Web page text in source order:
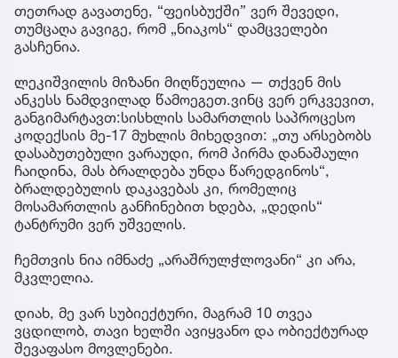
თეთრად გავათენე, “ფეისბუქში” ვერ შევედი,
თუმცაღა გავიგე, რომ „ნიაკოს“ დამცველები
გასჩენია.
ლეკიშვილის მიზანი მიღწეულია — თქვენ მის
ანკესს ნამდვილად წამოეგეთ.ვინც ვერ ერკვევით,
განგიმარტავთ:სისხლის სამართლის საპროცესო
კოდექსის მე-17 მუხლის მიხედვით: „თუ არსებობს
დასაბუთებული ვარაუდი, რომ პირმა დანაშაული
ჩაიდინა, მას ბრალდება უნდა წარედგინოს“,
ბრალდებულის დაკავებას კი, რომელიც
მოსამართლის განჩინებით ხდება, „დედის“
ტანტრუმი ვერ უშველის.
ჩემთვის ნია იმნაძე „არაშრულჭლოვანი“ კი არა,
მკვლელია.
დიახ, მე ვარ სუბიექტური, მაგრამ 10 თვეა
ვცდილობ, თავი ხელში ავიყვანო და ობიექტურად
შევაფასო მოვლენები.